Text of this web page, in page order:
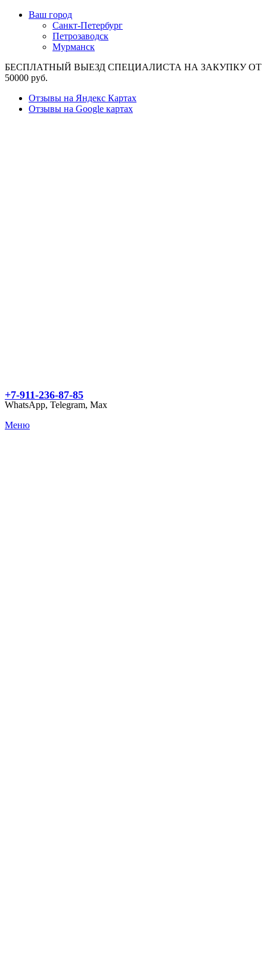
Ваш город
Санкт-Петербург
Петрозаводск
Мурманск
БЕСПЛАТНЫЙ ВЫЕЗД СПЕЦИАЛИСТА НА ЗАКУПКУ ОТ
50000 руб.
Отзывы на Яндекс Картах
Отзывы на Google картах
+7-911-236-87-85
WhatsApp, Telegram, Max
Меню